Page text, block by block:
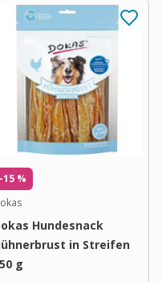
-15 %
Hundesnack
in Streifen
g